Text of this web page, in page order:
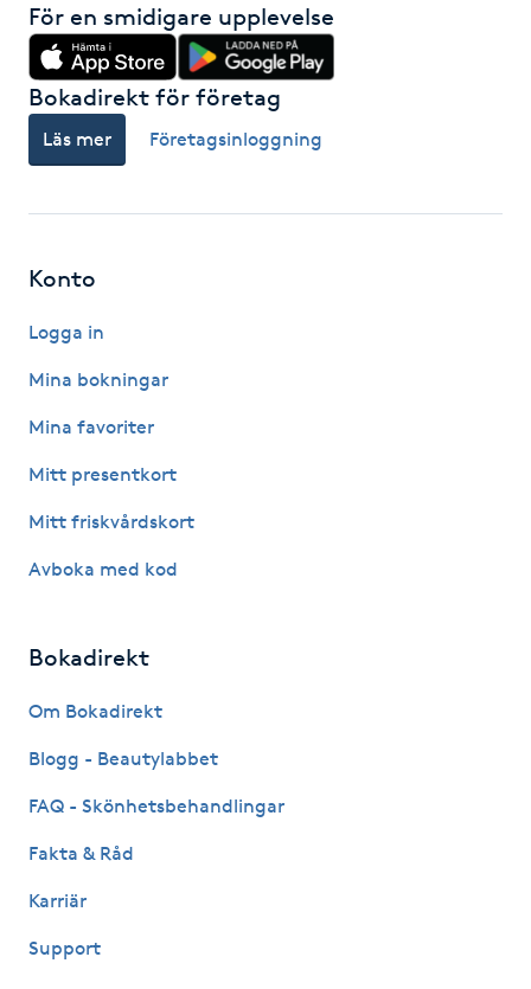
IR-massage
Japansk massage
K
Katun fransar
Keratinbehandling
Kinesiologi
Kinesisk medicin
Klippning
Klippning ungdom
Koppningsmassage
För en smidigare upplevelse
Bokadirekt för företag
Läs mer Företagsinloggning
Konto
Logga in
Mina bokningar
Mina favoriter
Mitt presentkort
Mitt friskvårdskort
Avboka med kod
Bokadirekt
Om Bokadirekt
Blogg - Beautylabbet
FAQ - Skönhetsbehandlingar
Fakta & Råd
Karriär
Support